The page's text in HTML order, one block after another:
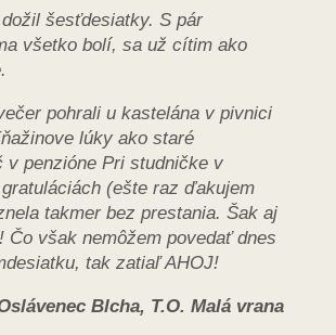
šesťdesiatky. S pár
všetko bolí, sa už cítim ako
pohrali u kastelána v pivnici
lúky ako staré
penzióne Pri studničke v
(ešte raz ďakujem
takmer bez prestania. Šak aj
však nemôžem povedať dnes
tak zatiaľ AHOJ!
Blcha, T.O. Malá vrana